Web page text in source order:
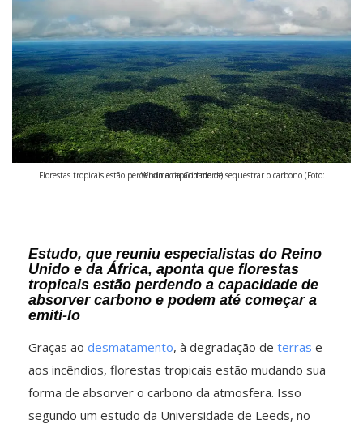
Florestas tropicais estão perdendo a capacidade de sequestrar o carbono (Foto: Wikimedia Commons)
Estudo, que reuniu especialistas do Reino
Unido e da África, aponta que florestas
tropicais estão perdendo a capacidade de
absorver carbono e podem até começar a
emiti-lo
Graças ao desmatamento, à degradação de terras e
aos incêndios, florestas tropicais estão mudando sua
forma de absorver o carbono da atmosfera. Isso
segundo um estudo da Universidade de Leeds, no